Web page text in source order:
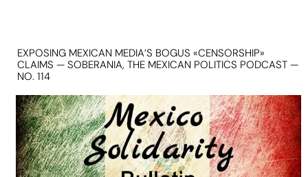
EXPOSING MEXICAN MEDIA’S BOGUS «CENSORSHIP»
CLAIMS — SOBERANIA, THE MEXICAN POLITICS PODCAST —
NO. 114